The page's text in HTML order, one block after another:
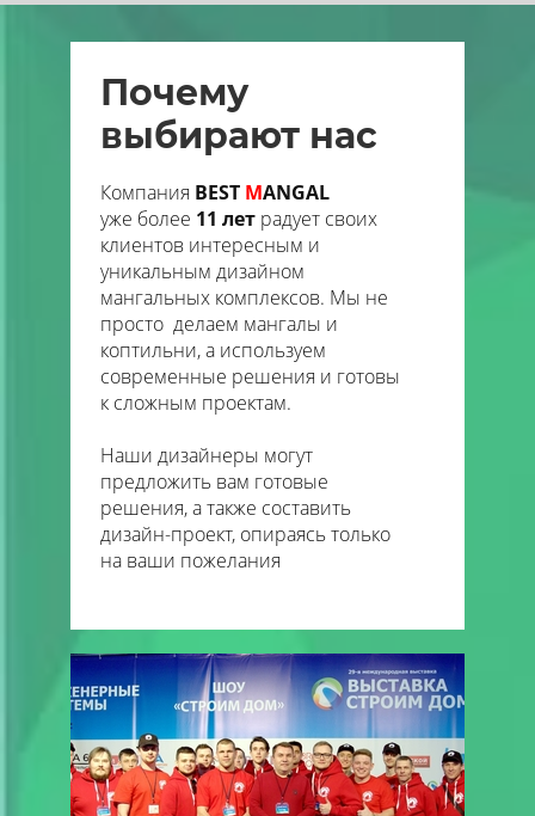
Почему
выбирают нас
Компания BEST MANGAL
уже более 11 лет радует своих
клиентов интересным и
уникальным дизайном
мангальных комплексов. Мы не
просто делаем мангалы и
коптильни, а используем
современные решения и готовы
к сложным проектам.
Наши дизайнеры могут
предложить вам готовые
решения, а также составить
дизайн-проект, опираясь только
на ваши пожелания